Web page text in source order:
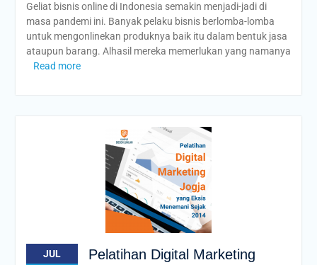
Geliat bisnis online di Indonesia semakin menjadi-jadi di
masa pandemi ini. Banyak pelaku bisnis berlomba-lomba
untuk mengonlinekan produknya baik itu dalam bentuk jasa
ataupun barang. Alhasil mereka memerlukan yang namanya
Read more
JUL
Pelatihan Digital Marketing